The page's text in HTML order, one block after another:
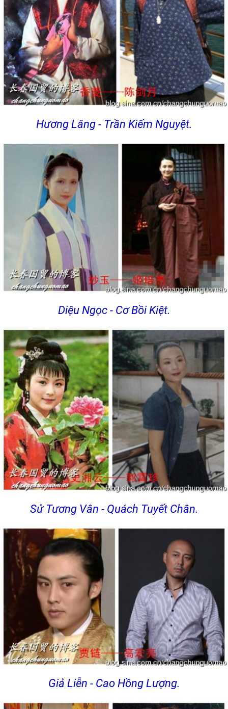
Hương Lăng - Trần Kiếm Nguyệt.
Diệu Ngọc - Cơ Bồi Kiệt.
Sử Tương Vân - Quách Tuyết Chân.
Giả Liễn - Cao Hồng Lượng.